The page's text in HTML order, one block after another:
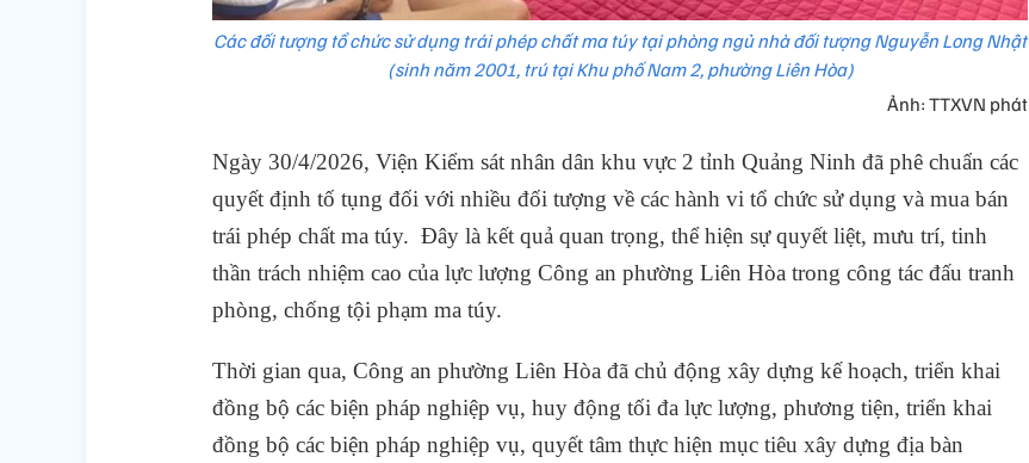
Các đối tượng tổ chức sử dụng trái phép chất ma túy tại phòng ngủ nhà đối tượng Nguyễn Long Nhật
(sinh năm 2001, trú tại Khu phố Nam 2, phường Liên Hòa)
Ảnh: TTXVN phát
Ngày 30/4/2026, Viện Kiểm sát nhân dân khu vực 2 tỉnh Quảng Ninh đã phê chuẩn các
quyết định tố tụng đối với nhiều đối tượng về các hành vi tổ chức sử dụng và mua bán
trái phép chất ma túy. Đây là kết quả quan trọng, thể hiện sự quyết liệt, mưu trí, tinh
thần trách nhiệm cao của lực lượng Công an phường Liên Hòa trong công tác đấu tranh
phòng, chống tội phạm ma túy.
Thời gian qua, Công an phường Liên Hòa đã chủ động xây dựng kế hoạch, triển khai
đồng bộ các biện pháp nghiệp vụ, huy động tối đa lực lượng, phương tiện, triển khai
đồng bộ các biện pháp nghiệp vụ, quyết tâm thực hiện mục tiêu xây dựng địa bàn